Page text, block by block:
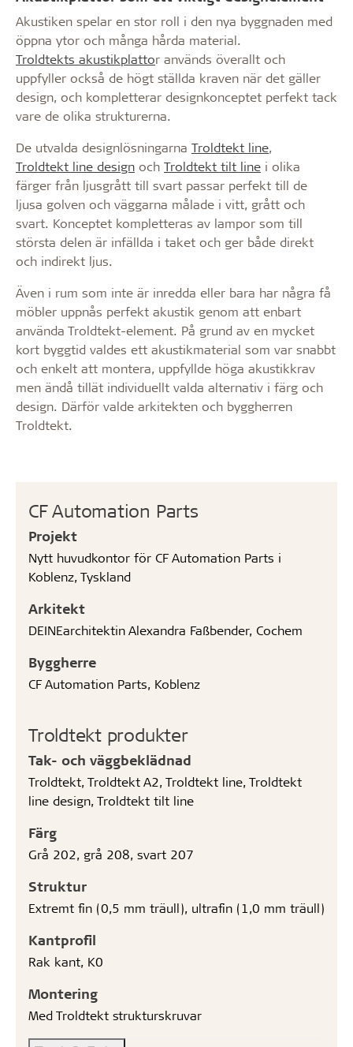
CF Automation Parts
Projekt
Nytt huvudkontor för CF Automation Parts i
Koblenz, Tyskland
Arkitekt
DEINEarchitektin Alexandra Faßbender, Cochem
Byggherre
CF Automation Parts, Koblenz
Troldtekt produkter
Tak- och väggbeklädnad
Troldtekt, Troldtekt A2, Troldtekt line, Troldtekt
line design, Troldtekt tilt line
Färg
Grå 202, grå 208, svart 207
Struktur
Extremt fin (0,5 mm träull), ultrafin (1,0 mm träull)
Kantprofil
Rak kant, K0
Montering
Med Troldtekt strukturskruvar
Akustiken spelar en stor roll i den nya byggnaden med
öppna ytor och många hårda material.
Troldtekts akustikplattor används överallt och
uppfyller också de högt ställda kraven när det gäller
design, och kompletterar designkonceptet perfekt tack
vare de olika strukturerna.
De utvalda designlösningarna Troldtekt line,
Troldtekt line design och Troldtekt tilt line i olika
färger från ljusgrått till svart passar perfekt till de
ljusa golven och väggarna målade i vitt, grått och
svart. Konceptet kompletteras av lampor som till
största delen är infällda i taket och ger både direkt
och indirekt ljus.
Även i rum som inte är inredda eller bara har några få
möbler uppnås perfekt akustik genom att enbart
använda Troldtekt-element. På grund av en mycket
kort byggtid valdes ett akustikmaterial som var snabbt
och enkelt att montera, uppfyllde höga akustikkrav
men ändå tillät individuellt valda alternativ i färg och
design. Därför valde arkitekten och byggherren
Troldtekt.